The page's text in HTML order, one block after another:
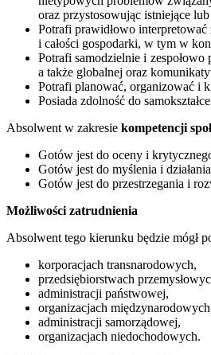
oraz przystosowując istniejące
Potrafi prawidłowo
i całości gospodarki, w tym w
Potrafi samodzielnie i
a także globalnej oraz
Potrafi planować, organizować i
Posiada zdolność do
Absolwent w zakresie kompetencji
Gotów jest do oceny i
Gotów jest do myślenia i
Gotów jest do przestrzegania i
Możliwości zatrudnienia
Absolwent tego kierunku będzie mógł
korporacjach transnarodowych,
przedsiębiorstwach
administracji państwowej,
organizacjach
administracji samorządowej,
organizacjach niedochodowych.